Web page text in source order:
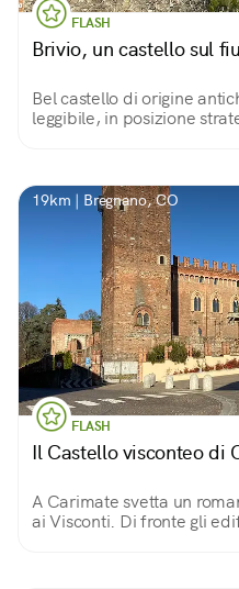
FLASH
Brivio, un castello sul
Bel castello di origine
leggibile, in posizione
19km | Bregnano, CO
FLASH
Il Castello visconteo di
A Carimate svetta un
ai Visconti. Di fronte gli